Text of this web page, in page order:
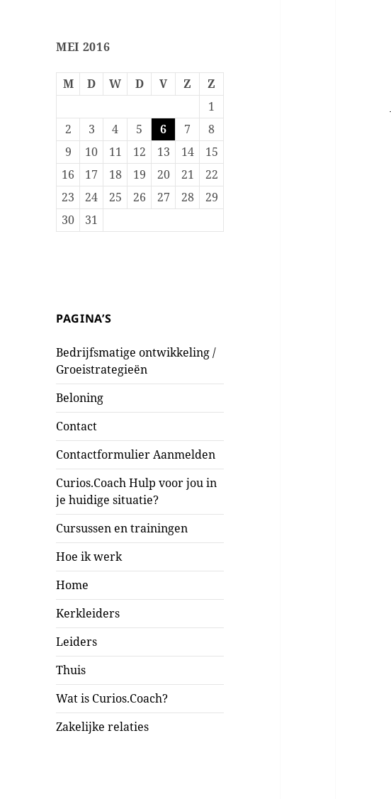
MEI 2016
M D W D V Z
Z
1
2
3 4 5 6 7
8
9
10 11 12 13 14
15
16
17 18 19 20 21
22
23
24 25 26 27 28
29
30
31
PAGINA’S
Bedrijfsmatige ontwikkeling /
Groeistrategieën
Beloning
Contact
Contactformulier Aanmelden
Curios.Coach Hulp voor jou in
je huidige situatie?
Cursussen en trainingen
Hoe ik werk
Home
Kerkleiders
Leiders
Thuis
Wat is Curios.Coach?
Zakelijke relaties